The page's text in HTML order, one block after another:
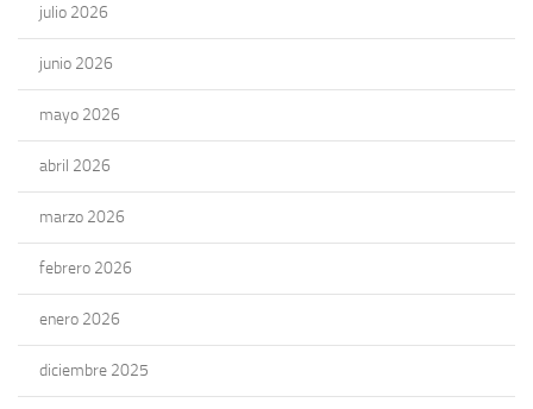
julio 2026
junio 2026
mayo 2026
abril 2026
marzo 2026
febrero 2026
enero 2026
diciembre 2025